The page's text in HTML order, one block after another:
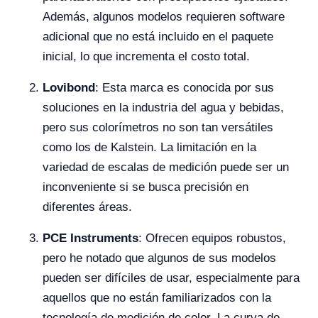
Además, algunos modelos requieren software
adicional que no está incluido en el paquete
inicial, lo que incrementa el costo total.
Lovibond: Esta marca es conocida por sus
soluciones en la industria del agua y bebidas,
pero sus colorímetros no son tan versátiles
como los de Kalstein. La limitación en la
variedad de escalas de medición puede ser un
inconveniente si se busca precisión en
diferentes áreas.
PCE Instruments: Ofrecen equipos robustos,
pero he notado que algunos de sus modelos
pueden ser difíciles de usar, especialmente para
aquellos que no están familiarizados con la